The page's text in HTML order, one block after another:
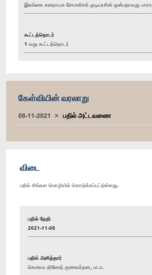
இலங்கை சனநாயக சோசலிசக் குடியரசின் ஒன்பதாவது
கூட்டத்தொடர்
1 வது கூட்டத்தொடர்
கேள்வியின் வரலாறு
08-11-2021 பதில் அட்டவணை
விடை
பதில் சிங்கள மொழியில் கொடுக்கப்பட்டுள்ளது.
பதில் தேதி
2021-11-08
பதில் அளித்தார்
கௌரவ தினேஷ் குணவர்தன, பா.உ.